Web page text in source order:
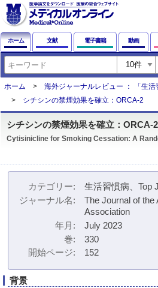
ホーム 文献 電子書籍 動画
ホーム
海外ジャーナルレビュー ： 「生活
シチシンの禁煙効果を確立：ORCA-2
シチシンの禁煙効果を確立：ORCA-2
Cytisinicline for Smoking Cessation: A
カテゴリー
生活習慣病、Top
ジャーナル名
The Journal of
Association
年月
July 2023
巻
330
開始ページ
152
背景